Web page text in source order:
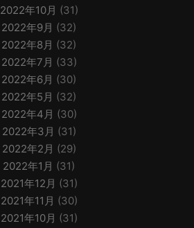
2022年10月 (31)
2022年9月 (32)
2022年8月 (32)
2022年7月 (33)
2022年6月 (30)
2022年5月 (32)
2022年4月 (30)
2022年3月 (31)
2022年2月 (29)
2022年1月 (31)
2021年12月 (31)
2021年11月 (30)
2021年10月 (31)